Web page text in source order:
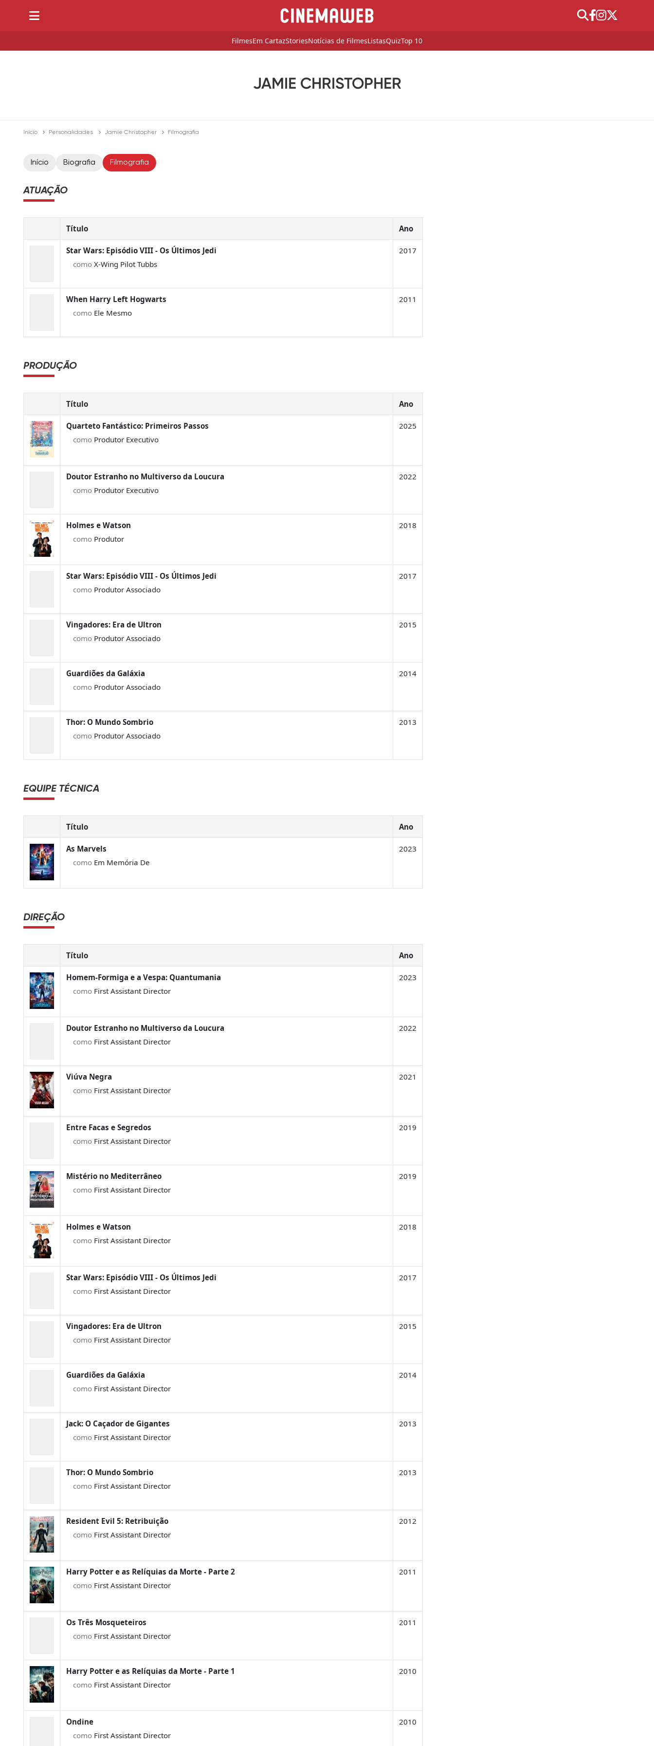
FilmesEm CartazStoriesNotícias de FilmesListasQuizTop 10
JAMIE CHRISTOPHER
Início Personalidades Jamie Christopher Filmografia
Início Biografia Filmografia
ATUAÇÃO
Título Ano
Star Wars: Episódio VIII - Os Últimos Jedi
como X-Wing Pilot Tubbs
2017
When Harry Left Hogwarts
como Ele Mesmo
2011
PRODUÇÃO
Título Ano
Quarteto Fantástico: Primeiros Passos
como Produtor Executivo
2025
Doutor Estranho no Multiverso da Loucura
como Produtor Executivo
2022
Holmes e Watson
como Produtor
2018
Star Wars: Episódio VIII - Os Últimos Jedi
como Produtor Associado
2017
Vingadores: Era de Ultron
como Produtor Associado
2015
Guardiões da Galáxia
como Produtor Associado
2014
Thor: O Mundo Sombrio
como Produtor Associado
2013
EQUIPE TÉCNICA
Título Ano
As Marvels
como Em Memória De
2023
DIREÇÃO
Título Ano
Homem-Formiga e a Vespa: Quantumania
como First Assistant Director
2023
Doutor Estranho no Multiverso da Loucura
como First Assistant Director
2022
Viúva Negra
como First Assistant Director
2021
Entre Facas e Segredos
como First Assistant Director
2019
Mistério no Mediterrâneo
como First Assistant Director
2019
Holmes e Watson
como First Assistant Director
2018
Star Wars: Episódio VIII - Os Últimos Jedi
como First Assistant Director
2017
Vingadores: Era de Ultron
como First Assistant Director
2015
Guardiões da Galáxia
como First Assistant Director
2014
Jack: O Caçador de Gigantes
como First Assistant Director
2013
Thor: O Mundo Sombrio
como First Assistant Director
2013
Resident Evil 5: Retribuição
como First Assistant Director
2012
Harry Potter e as Relíquias da Morte - Parte 2
como First Assistant Director
2011
Os Três Mosqueteiros
como First Assistant Director
2011
Harry Potter e as Relíquias da Morte - Parte 1
como First Assistant Director
2010
Ondine
como First Assistant Director
2010